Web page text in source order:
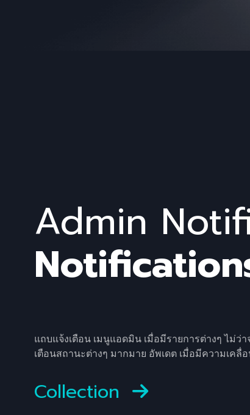
Admin
แถบแจ้งเตือน เมนูแอดมิน เมื่อมีรายการต่างๆ ไม่
เตือนสถานะต่างๆ มากมาย อัพเดต เมื่อมีความเคลื่
Collection